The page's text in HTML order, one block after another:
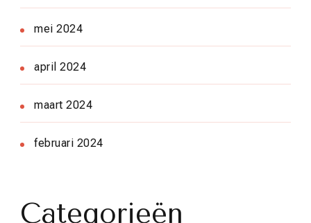
mei 2024
april 2024
maart 2024
februari 2024
Categorieën